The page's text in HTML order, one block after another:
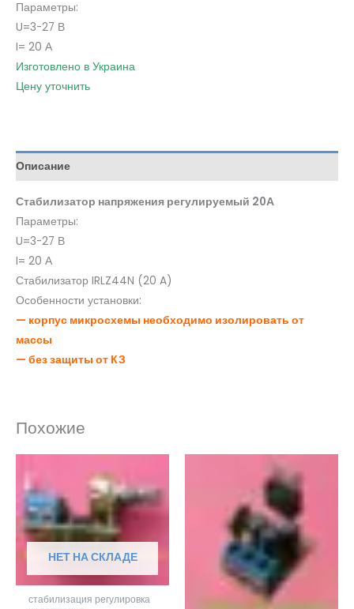
Параметры:
U=3-27 В
I= 20 А
Изготовлено в Украина
Цену уточнить
Описание
Стабилизатор напряжения регулируемый 20А
Параметры:
U=3-27 В
I= 20 А
Стабилизатор IRLZ44N (20 A)
Особенности установки:
— корпус микросхемы необходимо изолировать от
массы
— без защиты от КЗ
Похожие
НЕТ НА СКЛАДЕ
стабилизация регулировка